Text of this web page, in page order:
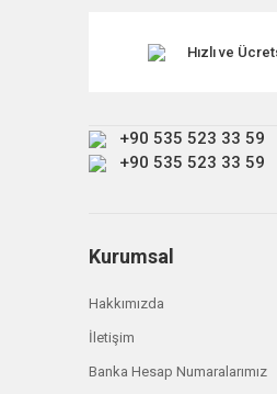
Bu ürüne benzer
Defender Gösterge
Hızlı ve
+90 535 523 33 59
+90 535 523 33 59
Kurumsal
Hakkımızda
İletişim
Banka Hesap Numaralarımız